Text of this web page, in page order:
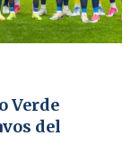
Verde
del